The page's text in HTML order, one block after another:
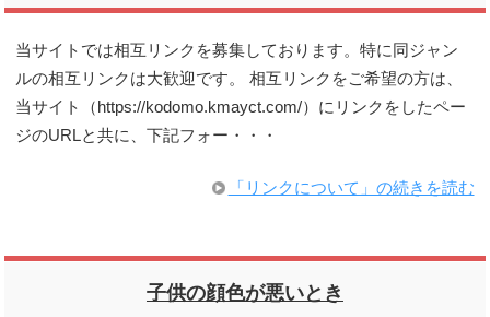
当サイトでは相互リンクを募集しております。特に同ジャン
ルの相互リンクは大歓迎です。 相互リンクをご希望の方は、
当サイト（https://kodomo.kmayct.com/）にリンクをしたペー
ジのURLと共に、下記フォー・・・
「リンクについて」の続きを読む
子供の顔色が悪いとき